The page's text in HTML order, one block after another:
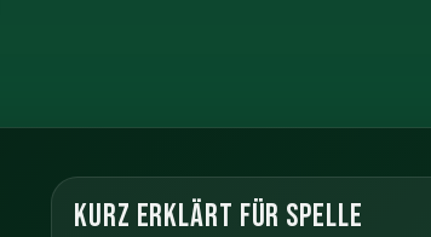
Kurz erklärt für Spelle